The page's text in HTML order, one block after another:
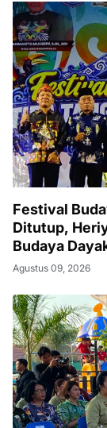
Festival
Ditutup,
Budaya
Agustus 09, 2026